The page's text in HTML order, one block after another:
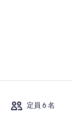
定員 6 名